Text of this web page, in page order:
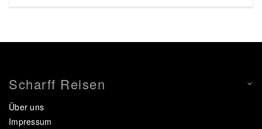
Scharff Reisen
Über uns
Impressum